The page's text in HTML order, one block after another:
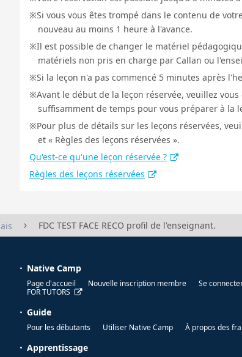
Si vous vous êtes trompé dans le contenu de
nouveau au moins 1 heure à l'avance.
Il est possible de changer le matériel
matériels non pris en charge par Callan ou
Si la leçon n'a pas commencé 5 minutes après
Avant le début de la leçon réservée, veuillez
suffisamment de temps pour vous préparer à la
Pour plus de détails sur les leçons réservées,
et « Règles des leçons réservées ».
Qu'est-ce qu'une leçon réservée ?
Règles des leçons réservées
FDC TEST FACE RECO profil de l'enseignant.
Native Camp
Page d'accueil Nouvelle inscription membre Se
FOR TUTORS
Guide
Pour les débutants Utiliser Native Camp À propos des
Apprentissage